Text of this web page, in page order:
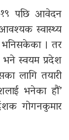
पछि आवेदन
स्वास्थ्य
भनिसकेका । तर
स्वयम प्रदेश
लागि तयारी
भनेका हौं’
गोगनकुमार